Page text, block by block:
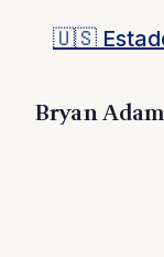
🇺🇸
Bryan